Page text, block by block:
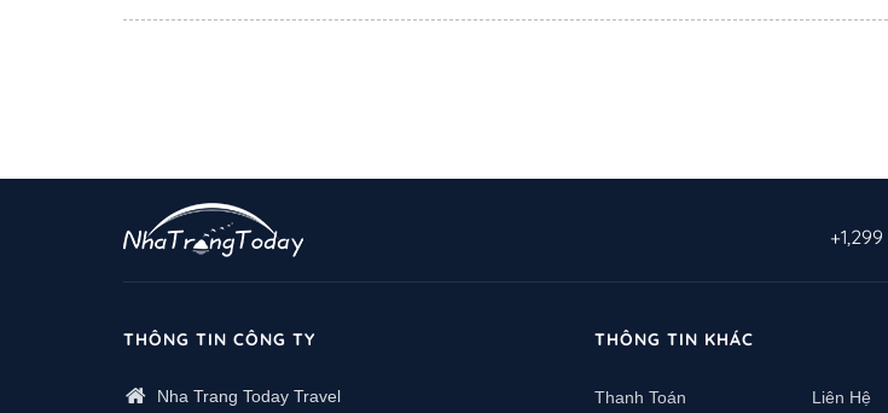
+1,299
THÔNG TIN CÔNG TY
Nha Trang Today Travel
THÔNG TIN KHÁC
Thanh Toán Liên Hệ